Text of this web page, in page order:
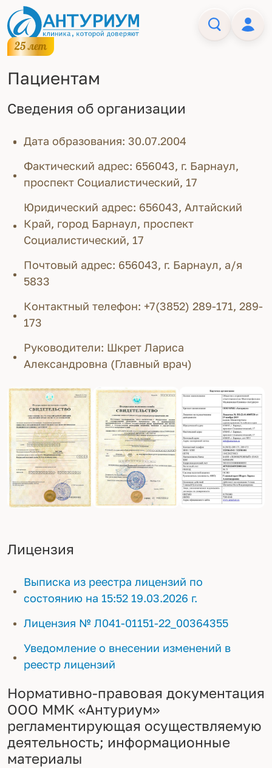
Пациентам
Сведения об организации
Дата образования: 30.07.2004
Фактический адрес: 656043, г. Барнаул,
проспект Социалистический, 17
Юридический адрес: 656043, Алтайский
Край, город Барнаул, проспект
Социалистический, 17
Почтовый адрес: 656043, г. Барнаул, а/я
5833
Контактный телефон: +7(3852) 289-171, 289-
173
Руководители: Шкрет Лариса
Александровна (Главный врач)
Лицензия
Выписка из реестра лицензий по
состоянию на 15:52 19.03.2026 г.
Лицензия № Л041-01151-22_00364355
Уведомление о внесении изменений в
реестр лицензий
Нормативно-правовая документация
ООО ММК «Антуриум»
регламентирующая осуществляемую
деятельность; информационные
материалы